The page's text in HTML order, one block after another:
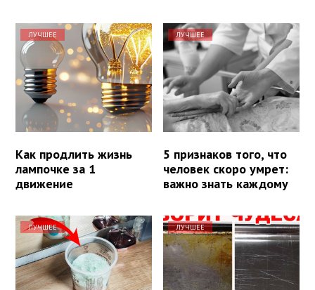
ЛУЧШЕЕ
Как продлить жизнь
лампочке за 1
движение
ЛУЧШЕЕ
5 признаков того, что
человек скоро умрет:
важно знать каждому
ЛУЧШЕЕ ЛУЧШЕЕ